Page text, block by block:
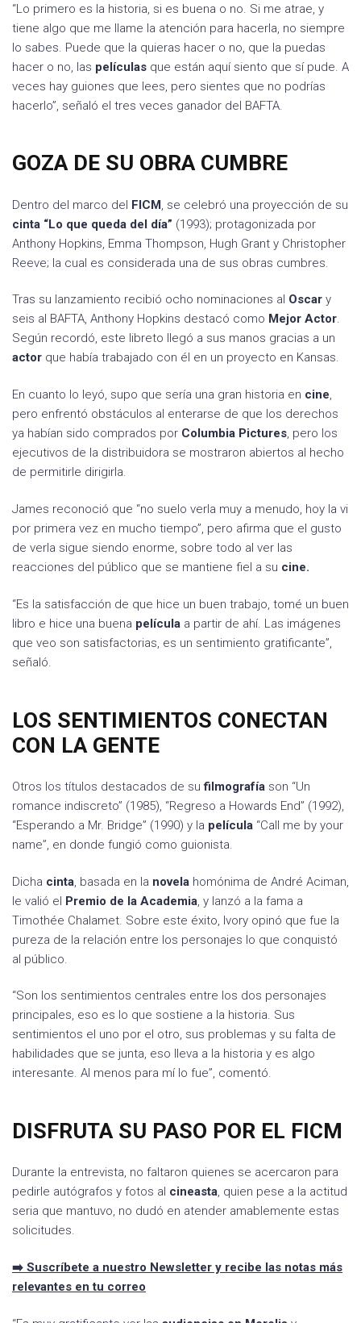
“Lo primero es la historia, si es buena o no. Si me atrae, y
tiene algo que me llame la atención para hacerla, no siempre
lo sabes. Puede que la quieras hacer o no, que la puedas
hacer o no, las películas que están aquí siento que sí pude. A
veces hay guiones que lees, pero sientes que no podrías
hacerlo”, señaló el tres veces ganador del BAFTA.
GOZA DE SU OBRA CUMBRE
Dentro del marco del FICM, se celebró una proyección de su
cinta “Lo que queda del día” (1993); protagonizada por
Anthony Hopkins, Emma Thompson, Hugh Grant y Christopher
Reeve; la cual es considerada una de sus obras cumbres.
Tras su lanzamiento recibió ocho nominaciones al Oscar y
seis al BAFTA, Anthony Hopkins destacó como Mejor Actor.
Según recordó, este libreto llegó a sus manos gracias a un
actor que había trabajado con él en un proyecto en Kansas.
En cuanto lo leyó, supo que sería una gran historia en cine,
pero enfrentó obstáculos al enterarse de que los derechos
ya habían sido comprados por Columbia Pictures, pero los
ejecutivos de la distribuidora se mostraron abiertos al hecho
de permitirle dirigirla.
James reconoció que “no suelo verla muy a menudo, hoy la vi
por primera vez en mucho tiempo”, pero afirma que el gusto
de verla sigue siendo enorme, sobre todo al ver las
reacciones del público que se mantiene fiel a su cine.
“Es la satisfacción de que hice un buen trabajo, tomé un buen
libro e hice una buena película a partir de ahí. Las imágenes
que veo son satisfactorias, es un sentimiento gratificante”,
señaló.
LOS SENTIMIENTOS CONECTAN
CON LA GENTE
Otros los títulos destacados de sufilmografía son “Un
romance indiscreto” (1985), “Regreso a Howards End” (1992),
“Esperando a Mr. Bridge” (1990) y la película “Call me by your
name”, en donde fungió como guionista.
Dicha cinta , basada en la novela homónima de André Aciman,
le valió el Premio de la Academia , y lanzó a la fama a
Timothée Chalamet. Sobre este éxito, Ivory opinó que fue la
pureza de la relación entre los personajes lo que conquistó
al público.
“Son los sentimientos centrales entre los dos personajes
principales, eso es lo que sostiene a la historia. Sus
sentimientos el uno por el otro, sus problemas y su falta de
habilidades que se junta, eso lleva a la historia y es algo
interesante. Al menos para mí lo fue”, comentó.
DISFRUTA SU PASO POR EL FICM
Durante la entrevista, no faltaron quienes se acercaron para
pedirle autógrafos y fotos al cineasta, quien pese a la actitud
seria que mantuvo, no dudó en atender amablemente estas
solicitudes.
➡️ Suscríbete a nuestro Newsletter y recibe las notas más
relevantes en tu correo